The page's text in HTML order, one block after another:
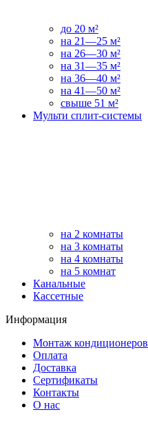
до 20 м²
на 21—25 м²
на 26—30 м²
на 31—35 м²
на 36—40 м²
на 41—50 м²
свыше 51 м²
Мульти сплит-системы
на 2 комнаты
на 3 комнаты
на 4 комнаты
на 5 комнат
Канальные
Кассетные
Информация
Монтаж кондиционеров
Оплата
Доставка
Сертификаты
Контакты
О нас